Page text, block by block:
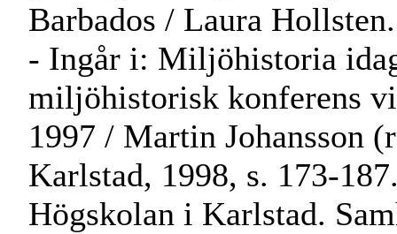
Barbados / Laura Hollsten.
- Ingår i: Miljöhistoria
miljöhistorisk konferens
1997 / Martin Johansson
Karlstad, 1998, s. 173-
Högskolan i Karlstad.